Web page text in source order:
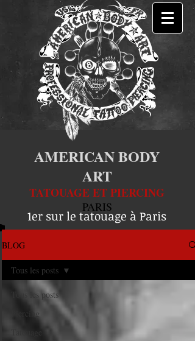
AMERICAN BODY
ART
TATOUAGE ET PIERCING
PARIS
1er sur le tatouage à Paris
BLOG
Tous les posts
Piercing
Tous les posts